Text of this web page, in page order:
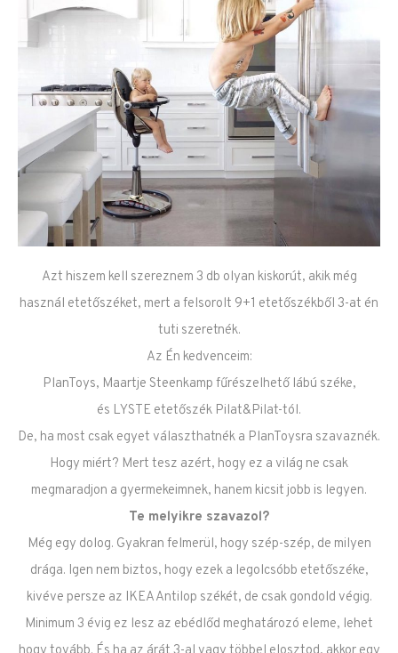
Azt hiszem kell szereznem 3 db olyan kiskorút, akik még
használ etetőszéket, mert a felsorolt 9+1 etetőszékből 3-at én
tuti szeretnék.
Az Én kedvenceim:
PlanToys, Maartje Steenkamp fűrészelhető lábú széke,
és LYSTE etetőszék Pilat&Pilat-tól.
De, ha most csak egyet választhatnék a PlanToysra szavaznék.
Hogy miért? Mert tesz azért, hogy ez a világ ne csak
megmaradjon a gyermekeimnek, hanem kicsit jobb is legyen.
Te melyikre szavazol?
Még egy dolog. Gyakran felmerül, hogy szép-szép, de milyen
drága. Igen nem biztos, hogy ezek a legolcsóbb etetőszéke,
kivéve persze az IKEA Antilop székét, de csak gondold végig.
Minimum 3 évig ez lesz az ebédlőd meghatározó eleme, lehet